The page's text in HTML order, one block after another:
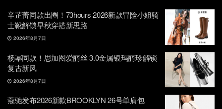
辛芷蕾同款出圈！73hours 2026新款冒险小姐骑
士靴解锁早秋穿搭新思路
2026年8月7日
杨幂同款！思加图爱丽丝 3.0金属银玛丽珍解锁
复古新风
2026年8月7日
蔻驰发布2026新款BROOKLYN 26号单肩包